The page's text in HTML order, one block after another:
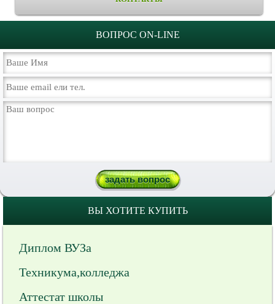
ВОПРОС ON-LINE
ВЫ ХОТИТЕ КУПИТЬ
Диплом ВУЗа
Техникума,колледжа
Аттестат школы